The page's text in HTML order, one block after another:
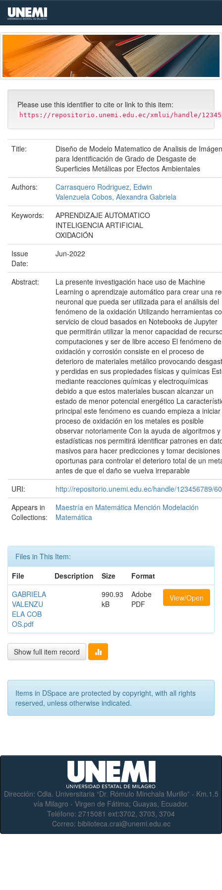
Skip
navigation
Please use this identifier to cite or link to this item:
https://repositorio.unemi.edu.ec/xmlui/handle/
Title:
Diseño de Modelo Matematico de Analisis de
para Identificación de Grado de Desgaste de
Superficies Metálicas por Efectos Ambientales
Authors:
Carrasquero Rodriguez, Edwin
Valenzuela Cobos, Alexandra Gabriela
Keywords:
APRENDIZAJE AUTOMATICO
INTELIGENCIA ARTIFICIAL
OXIDACIÓN
Issue
Date:
Jun-2022
Abstract:
La presente investigación hace uso de Machine
Learning o aprendizaje automático para crear una
neuronal que pueda ser utilizada para el análisis del
fenómeno de la oxidación Utilizando herramientas
servicio de cloud basados en Notebooks de Jupyter
que permitirán utilizar la menor capacidad de
computaciones y ser de libre acceso El fenómeno de
oxidación y corrosión consiste en el proceso de
deterioro de materiales metálico provocando
y perdidas en sus propiedades físicas y químicas
mediante reacciones químicas y electroquímicas
debido a que estos materiales buscan alcanzar un
estado de menor potencial energético La
principal este fenómeno es cuando empieza a
proceso de oxidación en los metales es posible
observar notoriamente Con la ayuda de algoritmos y
estadísticas nos permitirá identificar patrones en
masivos para hacer predicciones y tomar decisiones
oportunas para controlar el deterioro total de un
antes de que el daño se vuelva irreparable
URI:
http://repositorio.unemi.edu.ec/handle/123456789/
Appears in
Collections:
Maestría en Matemática Mención Modelación
Matemática
Files in This Item:
File
Description Size
Format
GABRIELA
VALENZU
ELA COB
OS.pdf
990.93
kB
Adobe
PDF
View/Open
Show full item record
Items in DSpace are protected by copyright, with all rights
reserved, unless otherwise indicated.
Dirección: Cdla. Universitaria “Dr. Rómulo Minchala Murillo” - Km.1.5
vía Milagro - Virgen de Fátima; Guayas, Ecuador.
Teléfono: 2715081 ext:3702, 3703, 3704
Correo: biblioteca.crai@unemi.edu.ec